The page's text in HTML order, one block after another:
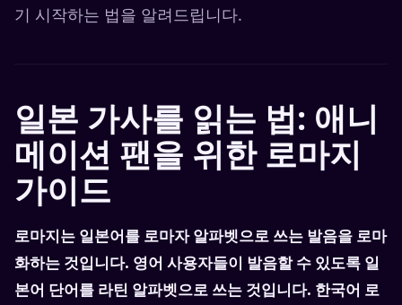
기 시작하는 법을 알려드립니다.
일본 가사를 읽는 법: 애니
메이션 팬을 위한 로마지
가이드
로마지는 일본어를 로마자 알파벳으로 쓰는 발음을 로마
화하는 것입니다. 영어 사용자들이 발음할 수 있도록 일
본어 단어를 라틴 알파벳으로 쓰는 것입니다. 한국어 로